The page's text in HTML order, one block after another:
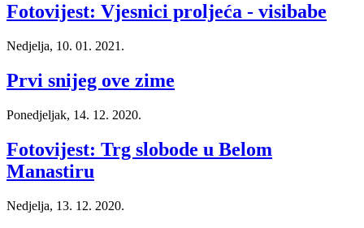
Fotovijest: Vjesnici proljeća - visibabe
Nedjelja, 10. 01. 2021.
Prvi snijeg ove zime
Ponedjeljak, 14. 12. 2020.
Fotovijest: Trg slobode u Belom
Manastiru
Nedjelja, 13. 12. 2020.